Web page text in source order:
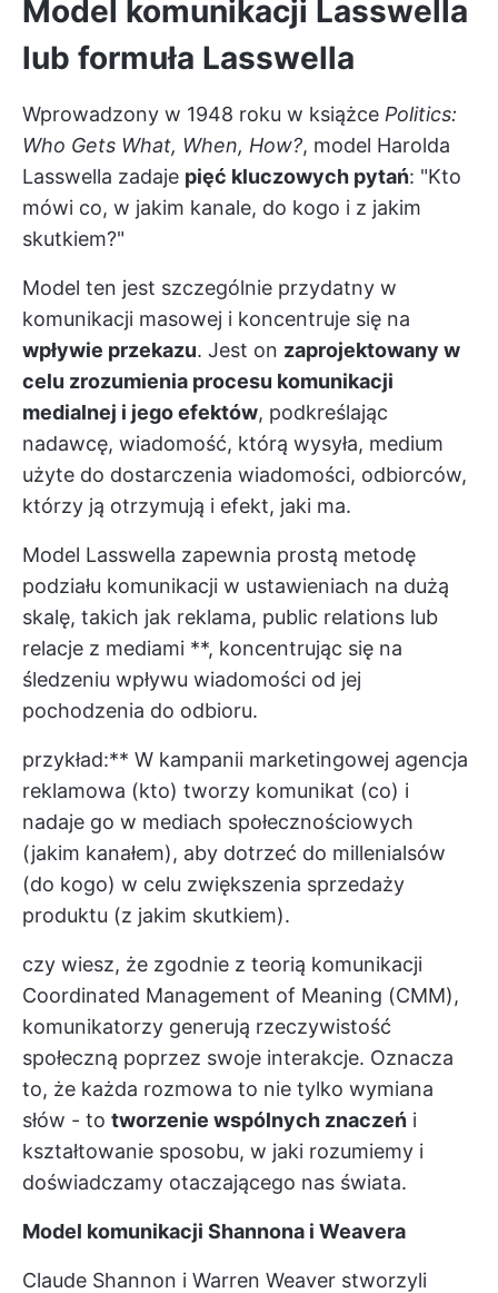
Model komunikacji Lasswella
lub formuła Lasswella
Wprowadzony w 1948 roku w książce Politics:
Who Gets What, When, How?, model Harolda
Lasswella zadaje pięć kluczowych pytań: "Kto
mówi co, w jakim kanale, do kogo i z jakim
skutkiem?"
Model ten jest szczególnie przydatny w
komunikacji masowej i koncentruje się na
wpływie przekazu. Jest on zaprojektowany w
celu zrozumienia procesu komunikacji
medialnej i jego efektów, podkreślając
nadawcę, wiadomość, którą wysyła, medium
użyte do dostarczenia wiadomości, odbiorców,
którzy ją otrzymują i efekt, jaki ma.
Model Lasswella zapewnia prostą metodę
podziału komunikacji w ustawieniach na dużą
skalę, takich jak reklama, public relations lub
relacje z mediami **, koncentrując się na
śledzeniu wpływu wiadomości od jej
pochodzenia do odbioru.
przykład:** W kampanii marketingowej agencja
reklamowa (kto) tworzy komunikat (co) i
nadaje go w mediach społecznościowych
(jakim kanałem), aby dotrzeć do millenialsów
(do kogo) w celu zwiększenia sprzedaży
produktu (z jakim skutkiem).
czy wiesz, że zgodnie z teorią komunikacji
Coordinated Management of Meaning (CMM),
komunikatorzy generują rzeczywistość
społeczną poprzez swoje interakcje. Oznacza
to, że każda rozmowa to nie tylko wymiana
słów - to tworzenie wspólnych znaczeń i
kształtowanie sposobu, w jaki rozumiemy i
doświadczamy otaczającego nas świata.
Model komunikacji Shannona i Weavera
Claude Shannon i Warren Weaver stworzyli